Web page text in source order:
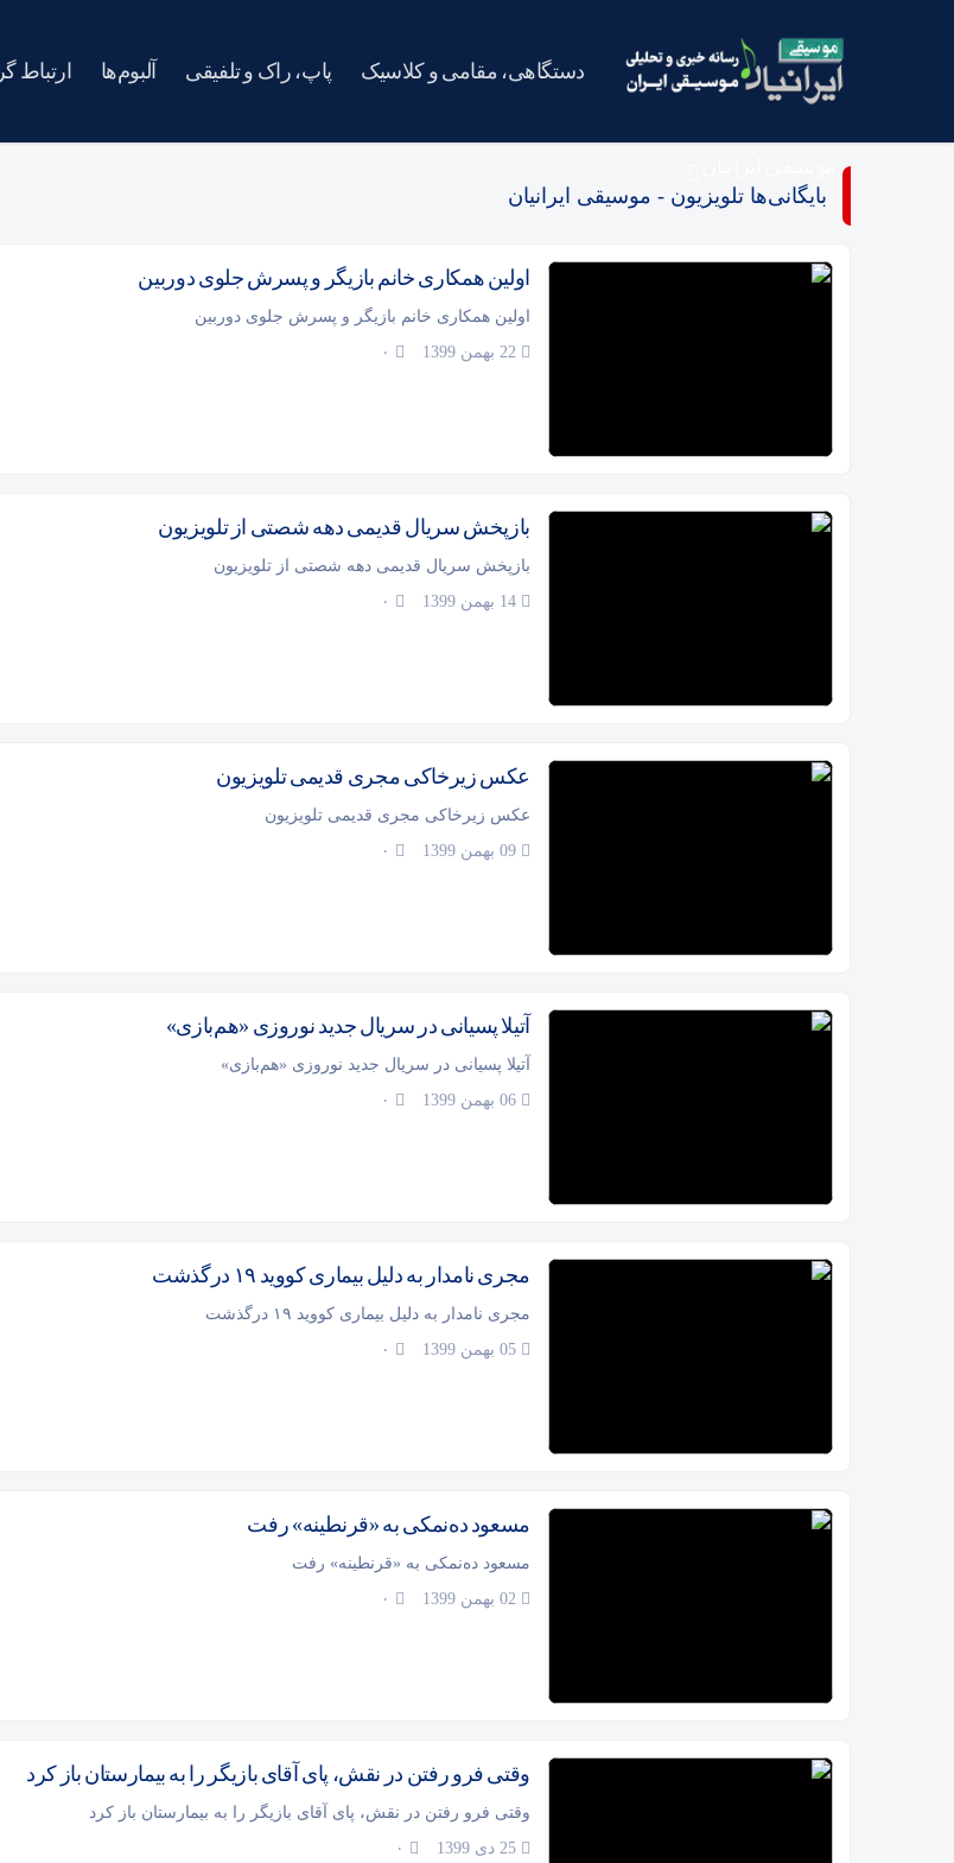
دستگاهی، مقامی و کلاسیک پاپ، راک و تلفیقی آلبوم‌ها ارتباط گر
بایگانی‌ها تلویزیون - موسیقی ایرانیان
اولین همکاری خانم بازیگر و پسرش جلوی دوربین
اولین همکاری خانم بازیگر و پسرش جلوی دوربین
۰
بازپخش سریال قدیمی دهه شصتی از تلویزیون
بازپخش سریال قدیمی دهه شصتی از تلویزیون
۰
عکس زیرخاکی مجری قدیمی تلویزیون
عکس زیرخاکی مجری قدیمی تلویزیون
۰
آتیلا پسیانی در سریال جدید نوروزی «هم‌بازی»
آتیلا پسیانی در سریال جدید نوروزی «هم‌بازی»
۰
مجری نامدار به دلیل بیماری کووید ۱۹ درگذشت
مجری نامدار به دلیل بیماری کووید ۱۹ درگذشت
۰
مسعود ده‌نمکی به «قرنطینه» رفت
مسعود ده‌نمکی به «قرنطینه» رفت
۰
وقتی فرو رفتن در نقش، پای آقای بازیگر را به بیمارستان باز کرد
وقتی فرو رفتن در نقش، پای آقای بازیگر را به بیمارستان باز کرد
۰